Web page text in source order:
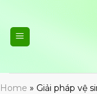
content
Home » Giải pháp vệ